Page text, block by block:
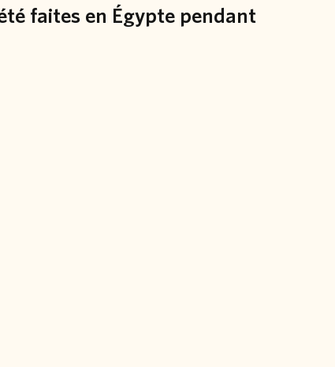
faites en Égypte pendant